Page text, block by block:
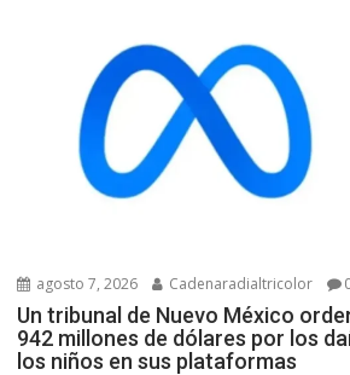
agosto 7, 2026 Cadenaradialtricolor
Un tribunal de Nuevo México
942 millones de dólares por los
los niños en sus plataformas